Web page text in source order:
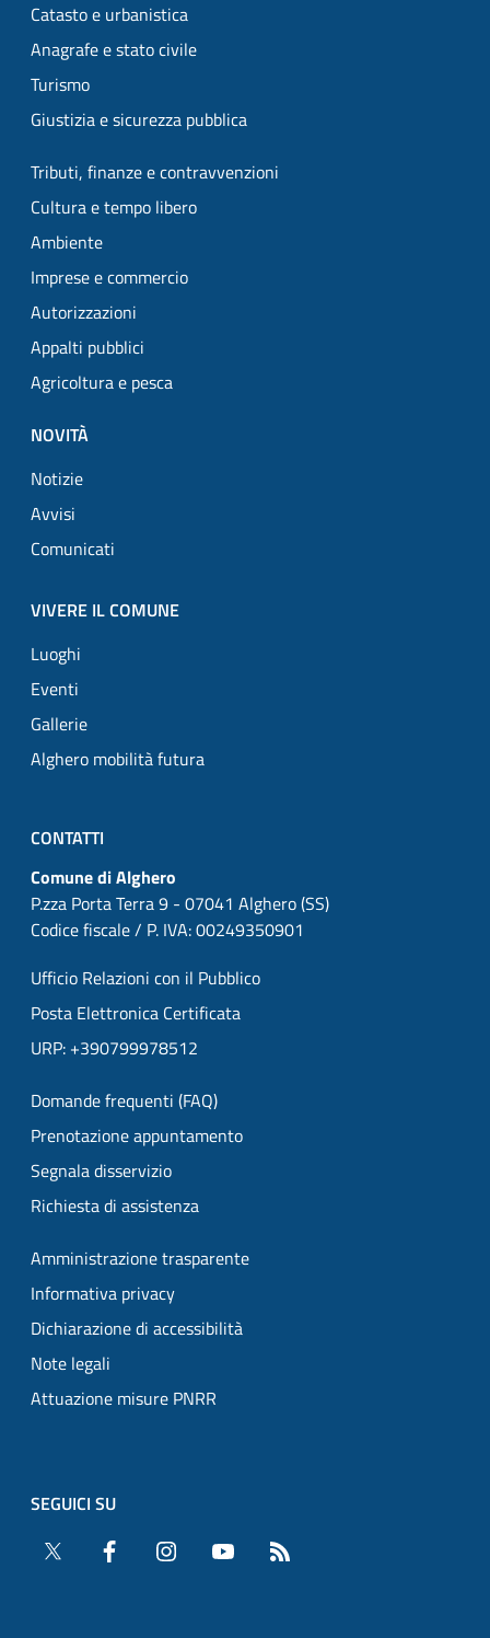
Catasto e urbanistica
Anagrafe e stato civile
Turismo
Giustizia e sicurezza pubblica
Tributi, finanze e contravvenzioni
Cultura e tempo libero
Ambiente
Imprese e commercio
Autorizzazioni
Appalti pubblici
Agricoltura e pesca
NOVITÀ
Notizie
Avvisi
Comunicati
VIVERE IL COMUNE
Luoghi
Eventi
Gallerie
Alghero mobilità futura
CONTATTI
Comune di Alghero
P.zza Porta Terra 9 - 07041 Alghero (SS)
Codice fiscale / P. IVA: 00249350901
Ufficio Relazioni con il Pubblico
Posta Elettronica Certificata
URP: +390799978512
Domande frequenti (FAQ)
Prenotazione appuntamento
Segnala disservizio
Richiesta di assistenza
Amministrazione trasparente
Informativa privacy
Dichiarazione di accessibilità
Note legali
Attuazione misure PNRR
SEGUICI SU
Twitter
Facebook Instagram YouTube